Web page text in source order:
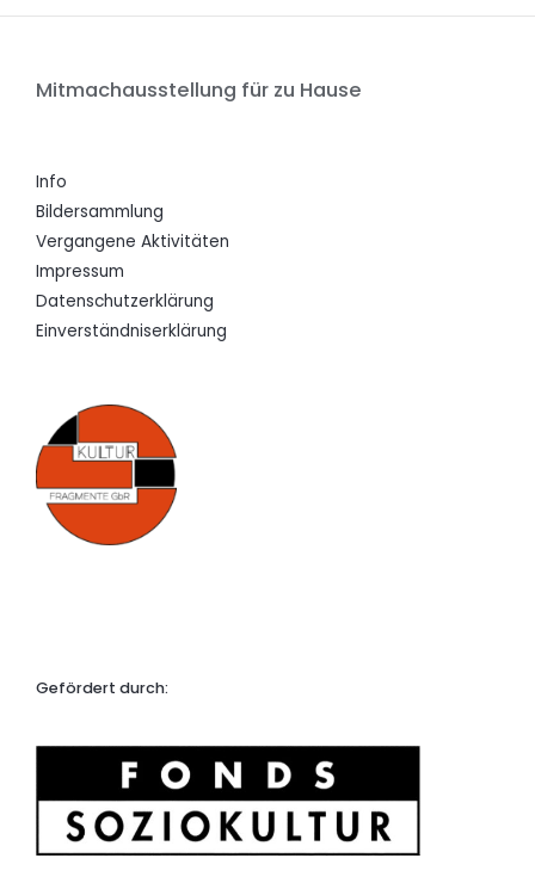
Mitmachausstellung für zu Hause
Info
Bildersammlung
Vergangene Aktivitäten
Impressum
Datenschutzerklärung
Einverständniserklärung
Gefördert durch: